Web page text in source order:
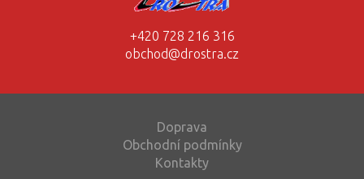
+420 728 216 316
obchod@drostra.cz
Doprava
Obchodní podmínky
Kontakty